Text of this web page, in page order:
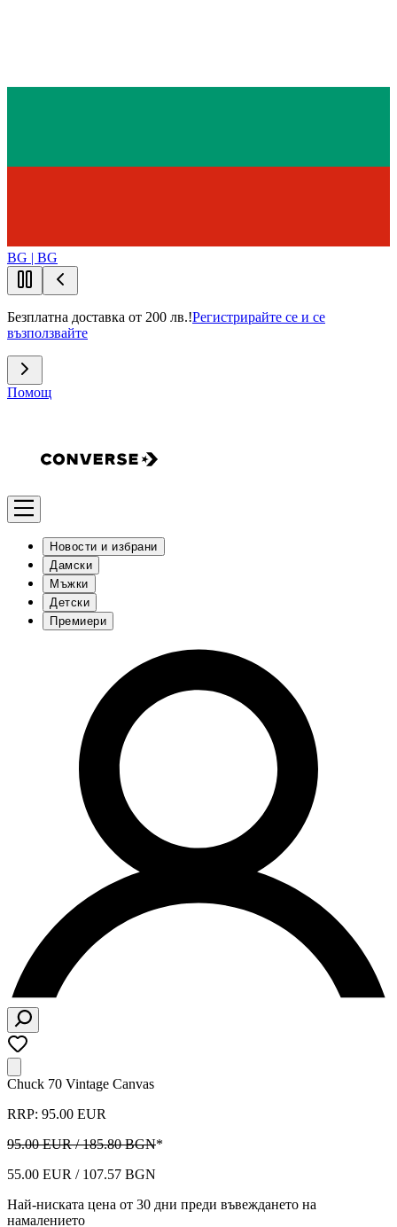
BG | BG
Безплатна доставка от 200 лв.!Регистрирайте се и се
възползвайте
Помощ
Новости и избрани
Дамски
Мъжки
Детски
Премиери
Chuck 70 Vintage Canvas
RRP: 95.00 EUR
95.00 EUR / 185.80 BGN*
55.00 EUR / 107.57 BGN
Най-ниската цена от 30 дни преди въвеждането на
намалението